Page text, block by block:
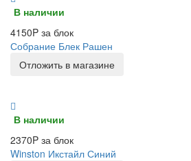
В наличии
4150P за блок
Собрание Блек Рашен
Отложить в магазине
В наличии
2370P за блок
Winston Икстайл Синий